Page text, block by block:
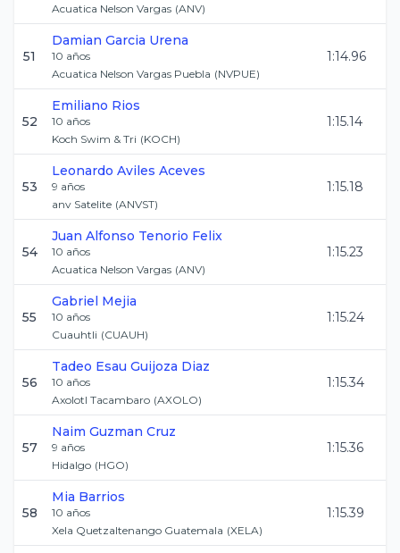
Acuatica Nelson Vargas (ANV)
51
Damian Garcia Urena
10 años
Acuatica Nelson Vargas Puebla (NVPUE)
1:14.96
52
Emiliano Rios
10 años
Koch Swim & Tri (KOCH)
1:15.14
53
Leonardo Aviles Aceves
9 años
anv Satelite (ANVST)
1:15.18
54
Juan Alfonso Tenorio Felix
10 años
Acuatica Nelson Vargas (ANV)
1:15.23
55
Gabriel Mejia
10 años
Cuauhtli (CUAUH)
1:15.24
56
Tadeo Esau Guijoza Diaz
10 años
Axolotl Tacambaro (AXOLO)
1:15.34
57
Naim Guzman Cruz
9 años
Hidalgo (HGO)
1:15.36
58
Mia Barrios
10 años
Xela Quetzaltenango Guatemala (XELA)
1:15.39